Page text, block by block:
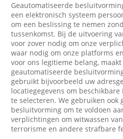
Geautomatiseerde
een elektronisch systeem
om een beslissing te nemen
tussenkomst. Bij de uitvoering
voor zover nodig om onze
waar nodig om onze platforms
voor ons legitieme belang, maakt
geautomatiseerde
gebruikt bijvoorbeeld uw
locatiegegevens om
te selecteren. We gebruiken ook
besluitvorming om te voldoen
verplichtingen om witwassen
terrorisme en andere strafbare